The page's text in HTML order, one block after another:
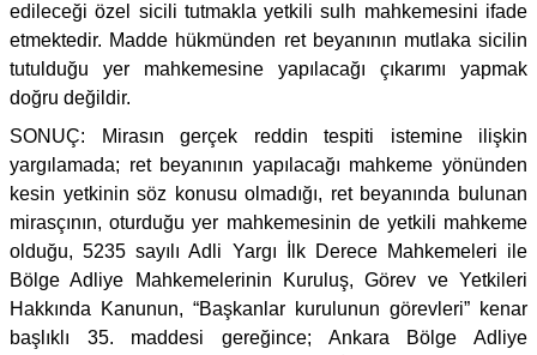
edileceği özel sicili tutmakla yetkili sulh mahkemesini ifade
etmektedir. Madde hükmünden ret beyanının mutlaka sicilin
tutulduğu yer mahkemesine yapılacağı çıkarımı yapmak
doğru değildir.
SONUÇ: Mirasın gerçek reddin tespiti istemine ilişkin
yargılamada; ret beyanının yapılacağı mahkeme yönünden
kesin yetkinin söz konusu olmadığı, ret beyanında bulunan
mirasçının, oturduğu yer mahkemesinin de yetkili mahkeme
olduğu, 5235 sayılı Adli Yargı İlk Derece Mahkemeleri ile
Bölge Adliye Mahkemelerinin Kuruluş, Görev ve Yetkileri
Hakkında Kanunun, “Başkanlar kurulunun görevleri” kenar
başlıklı 35. maddesi gereğince; Ankara Bölge Adliye